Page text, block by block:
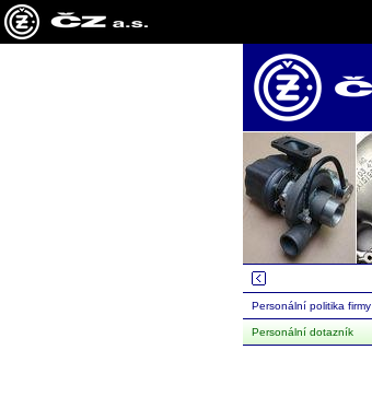
Personální politika firmy
Personální dotazník